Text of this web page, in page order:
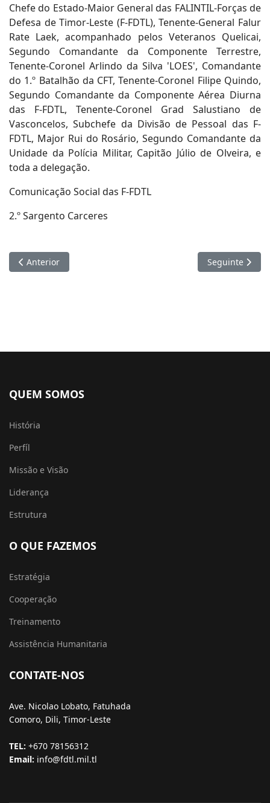
Chefe do Estado-Maior General das FALINTIL-Forças de
Defesa de Timor-Leste (F-FDTL), Tenente-General Falur
Rate Laek, acompanhado pelos Veteranos Quelicai,
Segundo Comandante da Componente Terrestre,
Tenente-Coronel Arlindo da Silva 'LOES', Comandante
do 1.º Batalhão da CFT, Tenente-Coronel Filipe Quindo,
Segundo Comandante da Componente Aérea Diurna
das F-FDTL, Tenente-Coronel Grad Salustiano de
Vasconcelos, Subchefe da Divisão de Pessoal das F-
FDTL, Major Rui do Rosário, Segundo Comandante da
Unidade da Polícia Militar, Capitão Júlio de Olveira, e
toda a delegação.
Comunicação Social das F-FDTL
2.º Sargento Carceres
Artigo anterior: Delegação Australiana Chega a Timor-Leste
Anterior Artigo
Seguinte
QUEM SOMOS
História
Perfíl
Missão e Visão
Liderança
Estrutura
O QUE FAZEMOS
Estratégia
Cooperação
Treinamento
Assistência Humanitaria
CONTATE-NOS
Ave. Nicolao Lobato, Fatuhada
Comoro, Dili, Timor-Leste
TEL: +670 78156312
Email: info@fdtl.mil.tl